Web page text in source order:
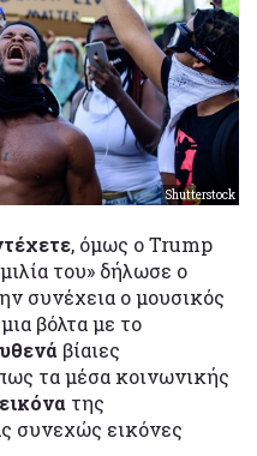
Shutterstock
, όμως ο Trump
του» δήλωσε ο
συνέχεια ο μουσικός
βόλτα με το
βίαιες
τα μέσα κοινωνικής
της
συνεχώς εικόνες